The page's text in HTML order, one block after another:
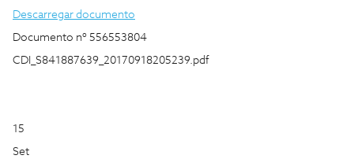
Descarregar documento
Documento nº 556553804
CDI_S841887639_20170918205239.pdf
15
Set